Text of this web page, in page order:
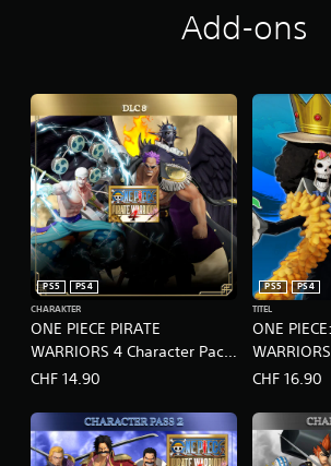
Add-ons
ONE PIECE PIRATE
WARRIORS 4 Character Pack
8 Special Selection Pack
PS5
PS4
CHARAKTER
CHF 14.90
ONE
Pack
PS5
PS4
TITEL
CHF 16.90